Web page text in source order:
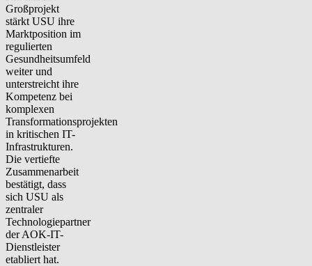
Großprojekt
stärkt USU ihre
Marktposition im
regulierten
Gesundheitsumfeld
weiter und
unterstreicht ihre
Kompetenz bei
komplexen
Transformationsprojekten
in kritischen IT-
Infrastrukturen.
Die vertiefte
Zusammenarbeit
bestätigt, dass
sich USU als
zentraler
Technologiepartner
der AOK-IT-
Dienstleister
etabliert hat.